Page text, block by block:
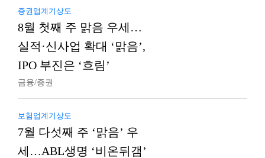
증권업계기상도
8월 첫째 주 맑음 우세…
실적·신사업 확대 ‘맑음’,
IPO 부진은 ‘흐림’
금융/증권
보험업계기상도
7월 다섯째 주 ‘맑음’ 우
세…ABL생명 ‘비온뒤갬’